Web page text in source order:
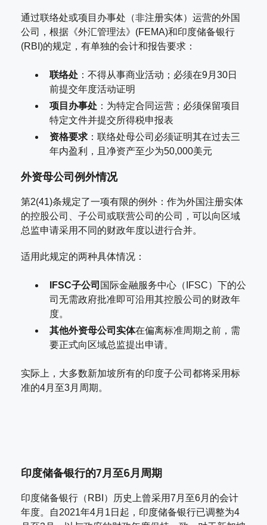
通过联络处或项目办事处（非注册实体）运营的外国
公司，根据《外汇管理法》(FEMA)和印度储备银行
(RBI)的规定，有单独的会计和报告要求：
联络处 ：不得从事商业活动；必须在9月30日
前提交年度活动证明
项目办事处 ：为特定合同运营；必须保留项目
特定文件并提交所得税申报表
资格要求 ：联络处母公司必须证明其在过去三
年内盈利，且净资产至少为50,000美元
外资母公司例外情况
第2(41)条规定了一项有限的例外：作为外国注册实体
的控股公司、子公司或联营公司的公司，可以向区域
总监申请采用不同的财政年度以进行合并。
适用此规定的两种具体情况：
IFSC子公司 国际金融服务中心（IFSC）下的公
司无需政府批准即可沿用其控股公司的财政年
度。
其他外资母公司实体在偏离标准周期之前，需
要正式向区域总监提出申请。
实际上，大多数新加坡所有的印度子公司都将采用标
准的4月至3月周期。
印度储备银行的7月至6月周期
印度储备银行（RBI）历史上曾采用7月至6月的会计
年度。自2021年4月1日起，印度储备银行已调整为4